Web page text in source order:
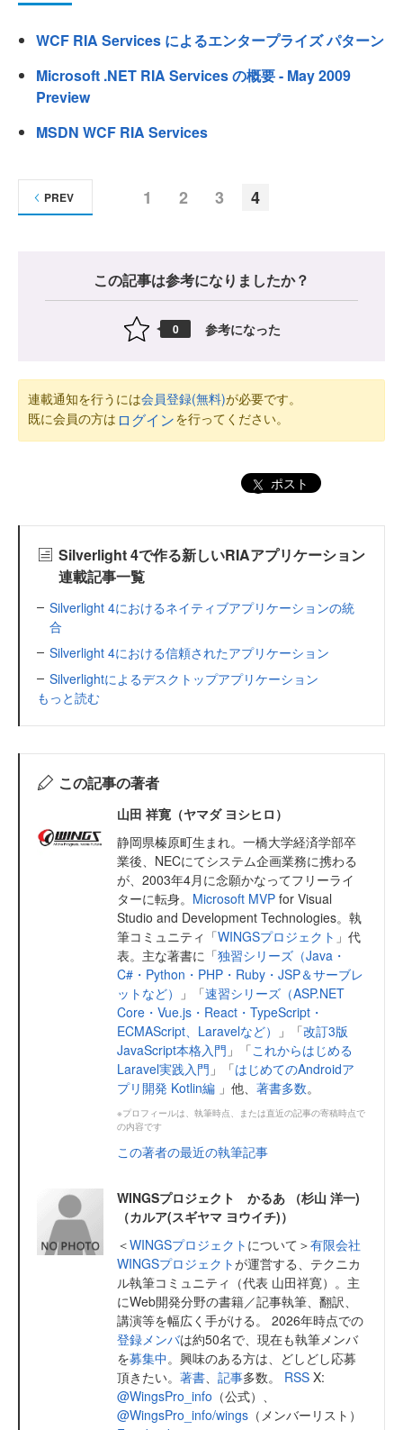
WCF RIA Services によるエンタープライズ パターン
Microsoft .NET RIA Services の概要 - May 2009
Preview
MSDN WCF RIA Services
1 2 3 4
PREV
この記事は参考になりましたか？
0 参考になった
連載通知を行うには会員登録(無料)が必要です。
既に会員の方は ログインを行ってください。
ポスト
Silverlight 4で作る新しいRIAアプリケーション
連載記事一覧
Silverlight 4におけるネイティブアプリケーションの統
合
Silverlight 4における信頼されたアプリケーション
Silverlightによるデスクトップアプリケーション
もっと読む
この記事の著者
山田 祥寛（ヤマダ ヨシヒロ）
静岡県榛原町生まれ。一橋大学経済学部卒
業後、NECにてシステム企画業務に携わる
が、2003年4月に念願かなってフリーライ
ターに転身。 Microsoft MVP for Visual
Studio and Development Technologies。執
筆コミュニティ「WINGSプロジェクト 」代
表。主な著書に「独習シリーズ（Java・
C#・Python・PHP・Ruby・JSP＆サーブレ
ットなど）
」「速習シリーズ（ASP.NET
Core・Vue.js・React・TypeScript・
ECMAScript、Laravelなど）
」「改訂3版
JavaScript本格入門 」「これからはじめる
Laravel実践入門 」「はじめてのAndroidア
プリ開発 Kotlin編 」他、 著書多数。
※プロフィールは、執筆時点、または直近の記事の寄稿時点で
の内容です
この著者の最近の執筆記事
WINGSプロジェクト かるあ （杉山 洋一)
（カルア(スギヤマ ヨウイチ)）
＜WINGSプロジェクト について＞有限会社
WINGSプロジェクトが運営する、テクニカ
ル執筆コミュニティ（代表 山田祥寛）。主
にWeb開発分野の書籍／記事執筆、翻訳、
講演等を幅広く手がける。 2026年時点での
登録メンバは約50名で、現在も執筆メンバ
を募集中。興味のある方は、どしどし応募
頂きたい。 著書 記事多数。 RSS X:
@WingsPro_info （公式）、
@WingsPro_info/wings （メンバーリスト）